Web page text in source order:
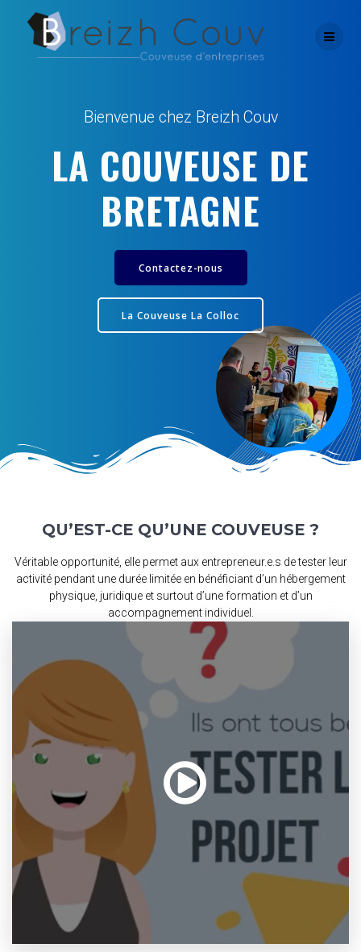
to
content
Bienvenue chez Breizh Couv
LA COUVEUSE DE
BRETAGNE
Contactez-nous
La Couveuse La Colloc
QU’EST-CE QU’UNE COUVEUSE ?
Véritable opportunité, elle permet aux entrepreneur.e.s de tester leur
activité pendant une durée limitée en bénéficiant d’un hébergement
physique, juridique et surtout d’une formation et d’un
accompagnement individuel.